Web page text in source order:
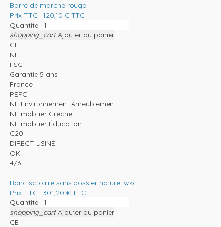
Barre de marche rouge
Prix TTC : 120,10 € TTC
Quantité :
shopping_cart Ajouter au panier
CE
NF
FSC
Garantie 5 ans
France
PEFC
NF Environnement Ameublement
NF mobilier Crèche
NF mobilier Éducation
C20
DIRECT USINE
OK
4/6
Banc scolaire sans dossier naturel wkc t...
Prix TTC : 301,20 € TTC
Quantité :
shopping_cart Ajouter au panier
CE